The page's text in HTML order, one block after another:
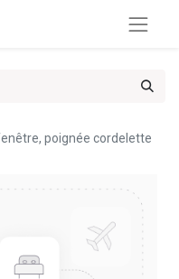
poignée cordelette